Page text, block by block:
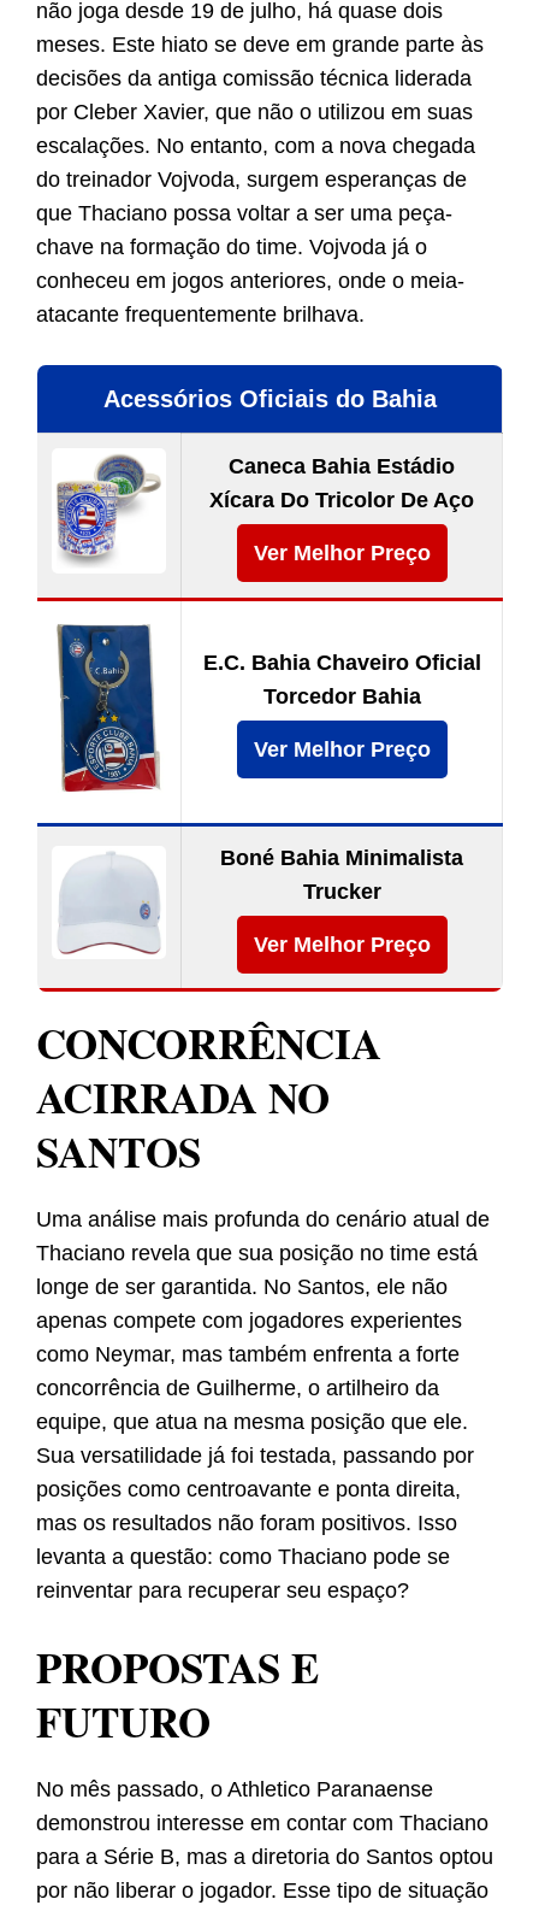
não joga desde 19 de julho, há quase dois
meses. Este hiato se deve em grande parte às
decisões da antiga comissão técnica liderada
por Cleber Xavier, que não o utilizou em suas
escalações. No entanto, com a nova chegada
do treinador Vojvoda, surgem esperanças de
que Thaciano possa voltar a ser uma peça-
chave na formação do time. Vojvoda já o
conheceu em jogos anteriores, onde o meia-
atacante frequentemente brilhava.
Acessórios Oficiais do Bahia
Caneca Bahia Estádio
Xícara Do Tricolor De Aço
Ver Melhor Preço
E.C. Bahia Chaveiro Oficial
Torcedor Bahia
Ver Melhor Preço
Boné Bahia Minimalista
Trucker
Ver Melhor Preço
CONCORRÊNCIA
ACIRRADA NO
SANTOS
Uma análise mais profunda do cenário atual de
Thaciano revela que sua posição no time está
longe de ser garantida. No Santos, ele não
apenas compete com jogadores experientes
como Neymar, mas também enfrenta a forte
concorrência de Guilherme, o artilheiro da
equipe, que atua na mesma posição que ele.
Sua versatilidade já foi testada, passando por
posições como centroavante e ponta direita,
mas os resultados não foram positivos. Isso
levanta a questão: como Thaciano pode se
reinventar para recuperar seu espaço?
PROPOSTAS E
FUTURO
No mês passado, o Athletico Paranaense
demonstrou interesse em contar com Thaciano
para a Série B, mas a diretoria do Santos optou
por não liberar o jogador. Esse tipo de situação